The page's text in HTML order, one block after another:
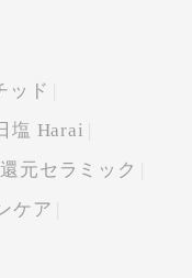
ッド
塩 Harai
元セラミック
ケア